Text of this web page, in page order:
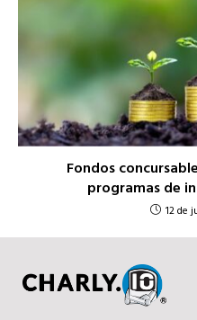
Fondos
programas de
12 de